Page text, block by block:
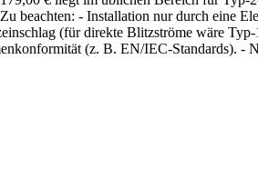
beachten: - Installation nur durch eine
(für direkte Blitzströme wäre
(z. B. EN/IEC‑Standards).